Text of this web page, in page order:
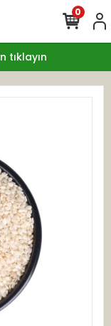
tıklayın
0